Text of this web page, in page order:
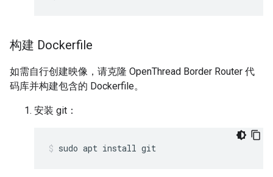
构建 Dockerfile
如需自行创建映像，请克隆 OpenThread Border Router 代
码库并构建包含的 Dockerfile。
安装 git：
sudo apt install git